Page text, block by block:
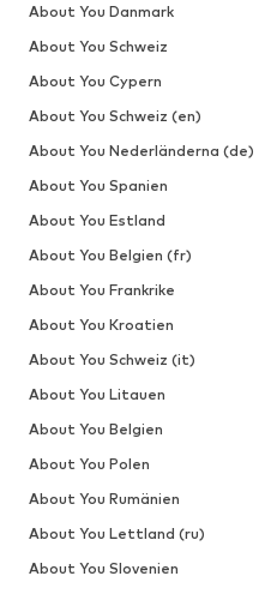
About You Danmark
About You Schweiz
About You Cypern
About You Schweiz (en)
About You Nederländerna (de)
About You Spanien
About You Estland
About You Belgien (fr)
About You Frankrike
About You Kroatien
About You Schweiz (it)
About You Litauen
About You Belgien
About You Polen
About You Rumänien
About You Lettland (ru)
About You Slovenien